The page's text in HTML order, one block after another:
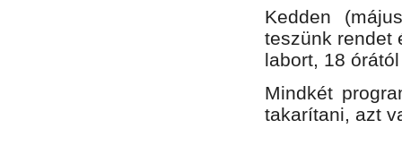
Kedden
teszünk rendet
labort, 18
Mindkét
takarítani, azt